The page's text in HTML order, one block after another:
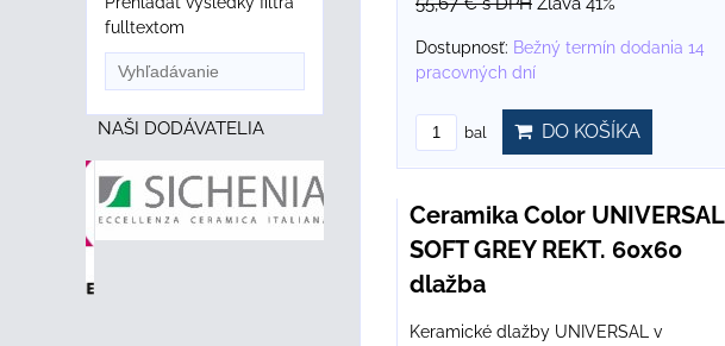
Dostupnosť: Bežný termín dodania 14
pracovných dní
bal DO KOŠÍKA
Ceramika Color UNIVERSAL
SOFT GREY REKT. 60x60
dlažba
Keramické dlažby UNIVERSAL v
fulltextom
NAŠI DODÁVATELIA